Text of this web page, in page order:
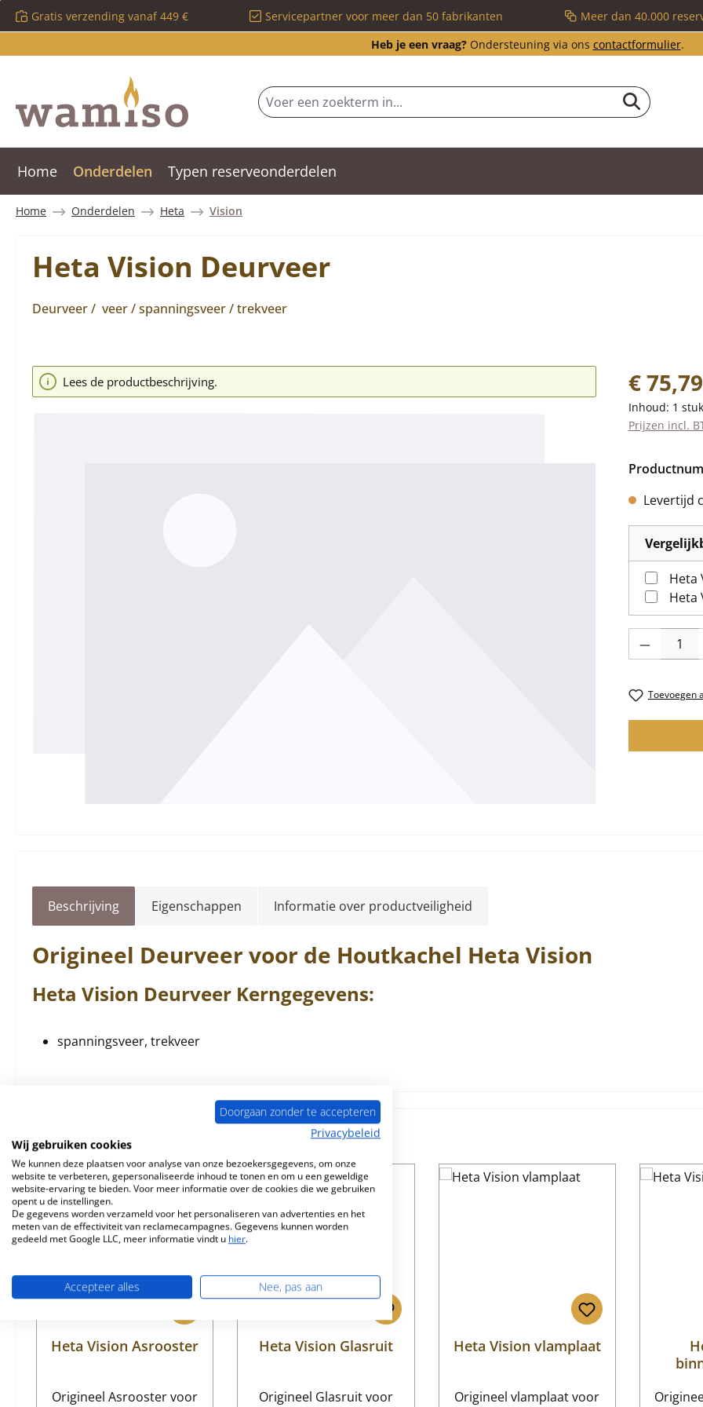
naar de hoofdinhoud
Ga naar de zoekopdracht
Ga naar de hoofdnavigatie
Gratis verzending vanaf 449 € Servicepartner voor meer dan 50 fabrikanten Meer dan 40.000
Heb je een vraag?Ondersteuning via ons contactformulier.
Home Onderdelen Typen reserveonderdelen
Home Onderdelen Heta Vision
Heta Vision Deurveer
Deurveer / veer / spanningsveer / trekveer
Afbeeldingengalerij overslaan
Lees de productbeschrijving. Normale prijs:
€ 75,79
Inhoud: 1
Prijzen incl.
Levertijd
Heta
Heta
Toevoegen
Beschrijving Eigenschappen Informatie over productveiligheid
Origineel Deurveer voor de Houtkachel Heta Vision
Heta Vision Deurveer Kerngegevens:
spanningsveer, trekveer
Productgalerij overslaan
Uitverkocht
Heta Vision Asrooster
Origineel Asrooster voor
Heta Vision Glasruit
Origineel Glasruit voor
Heta Vision vlamplaat
Origineel vlamplaat voor
Doorgaan zonder te accepteren
Privacybeleid
Wij gebruiken cookies
We kunnen deze plaatsen voor analyse van onze bezoekersgegevens, om onze
website te verbeteren, gepersonaliseerde inhoud te tonen en om u een geweldige
website-ervaring te bieden. Voor meer informatie over de cookies die we gebruiken
opent u de instellingen.
De gegevens worden verzameld voor het personaliseren van advertenties en het
meten van de effectiviteit van reclamecampagnes. Gegevens kunnen worden
gedeeld met Google LLC, meer informatie vindt u hier.
Accepteer alles Nee, pas aan